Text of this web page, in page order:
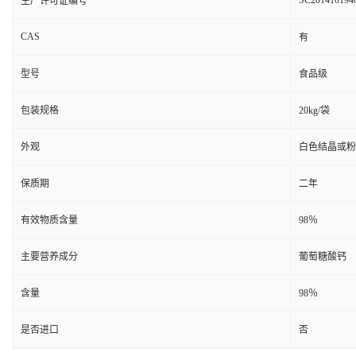
CAS 有
型号 食品级
包装规格 20kg/袋
外观 白色结晶或
保质期 二年
有效物质含量 98％
主要营养成分 葡萄糖酸钙
含量 98％
是否进口 否